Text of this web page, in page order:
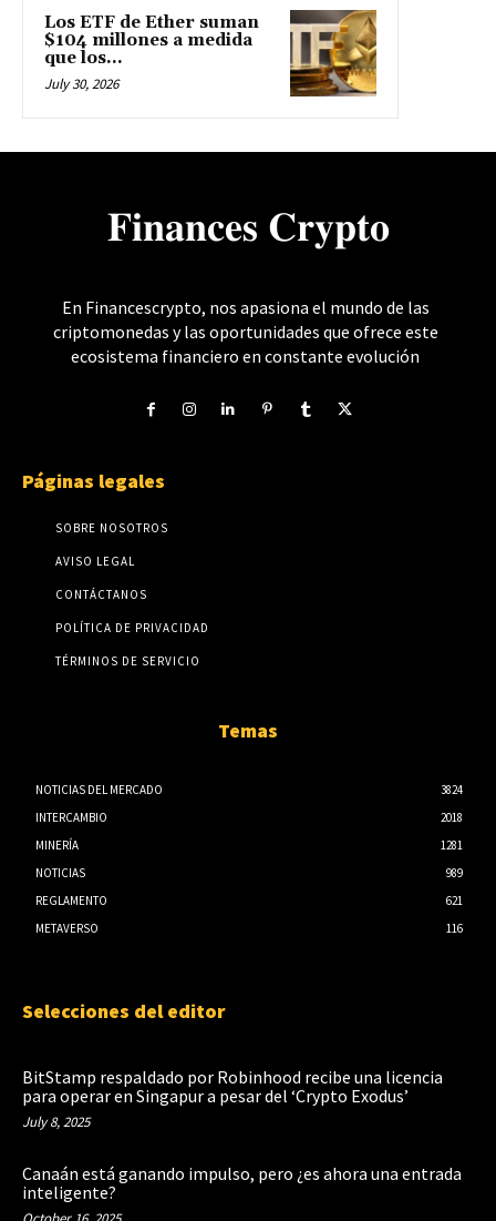
Los ETF de Ether suman
$104 millones a medida
que los...
July 30, 2026
𝐅𝐢𝐧𝐚𝐧𝐜𝐞𝐬 𝐂𝐫𝐲𝐩𝐭𝐨
En Financescrypto, nos apasiona el mundo de las
criptomonedas y las oportunidades que ofrece este
ecosistema financiero en constante evolución
Páginas legales
SOBRE NOSOTROS
AVISO LEGAL
CONTÁCTANOS
POLÍTICA DE PRIVACIDAD
TÉRMINOS DE SERVICIO
Temas
NOTICIAS DEL MERCADO
3824
INTERCAMBIO
2018
MINERÍA
1281
NOTICIAS
989
REGLAMENTO
621
METAVERSO
116
Selecciones del editor
BitStamp respaldado por Robinhood recibe una licencia
para operar en Singapur a pesar del ‘Crypto Exodus’
July 8, 2025
Canaán está ganando impulso, pero ¿es ahora una entrada
inteligente?